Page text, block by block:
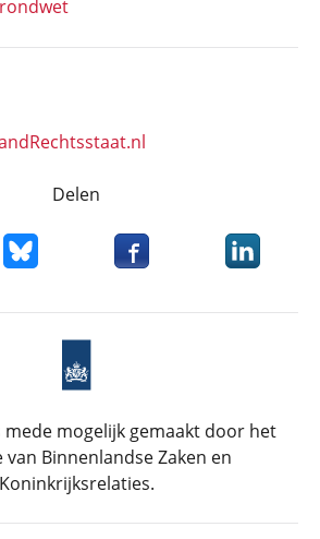
Delen
X
Deel dit item op Bluesky
Deel dit item opDeel dit
mede mogelijk gemaakt door het
Binnenlandse Zaken en
Koninkrijksrelaties.